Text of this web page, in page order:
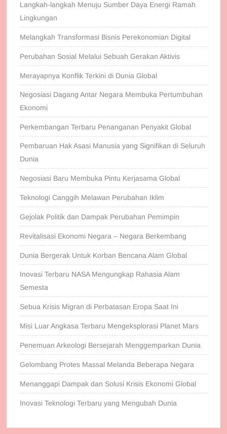
Langkah-langkah Menuju Sumber Daya Energi Ramah
Lingkungan
Melangkah Transformasi Bisnis Perekonomian Digital
Perubahan Sosial Melalui Sebuah Gerakan Aktivis
Merayapnya Konflik Terkini di Dunia Global
Negosiasi Dagang Antar Negara Membuka Pertumbuhan
Ekonomi
Perkembangan Terbaru Penanganan Penyakit Global
Pembaruan Hak Asasi Manusia yang Signifikan di Seluruh
Dunia
Negosiasi Baru Membuka Pintu Kerjasama Global
Teknologi Canggih Melawan Perubahan Iklim
Gejolak Politik dan Dampak Perubahan Pemimpin
Revitalisasi Ekonomi Negara – Negara Berkembang
Dunia Bergerak Untuk Korban Bencana Alam Global
Inovasi Terbaru NASA Mengungkap Rahasia Alam
Semesta
Sebua Krisis Migran di Perbatasan Eropa Saat Ini
Misi Luar Angkasa Terbaru Mengeksplorasi Planet Mars
Penemuan Arkeologi Bersejarah Menggemparkan Dunia
Gelombang Protes Massal Melanda Beberapa Negara
Menanggapi Dampak dan Solusi Krisis Ekonomi Global
Inovasi Teknologi Terbaru yang Mengubah Dunia